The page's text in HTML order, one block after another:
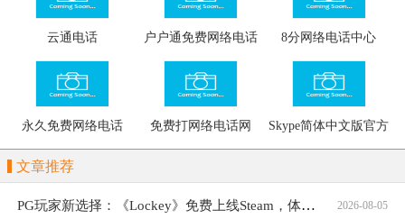
板、屏幕共享等服务
云通电话 户户通免费网络电话 8分网络电话中心
永久免费网络电话 免费打网络电话网 Skype简体中文版官方
文章推荐
2026-08-05
PG玩家新选择：《Lockey》免费上线Steam，体验独特钥匙封印战斗